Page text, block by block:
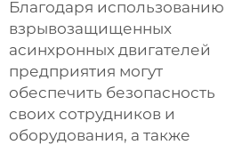
Благодаря использованию
взрывозащищенных
асинхронных двигателей
предприятия могут
обеспечить безопасность
своих сотрудников и
оборудования, а также